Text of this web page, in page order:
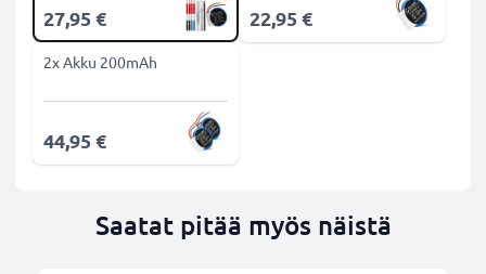
27,95 € 22,95 €
2x Akku 200mAh
44,95 €
Saatat pitää myös näistä